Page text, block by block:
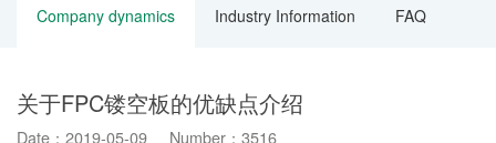
Company dynamics Industry Information FAQ
关于FPC镂空板的优缺点介绍
Date：2019-05-09 Number：3516